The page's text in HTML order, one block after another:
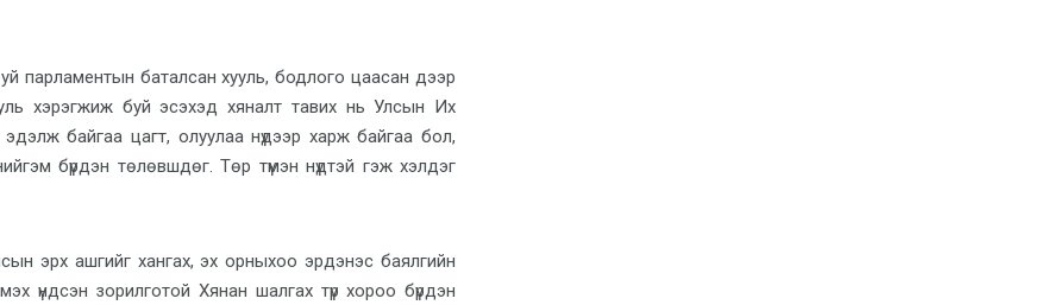
парламентын баталсан хууль, бодлого цаасан дээр
хэрэгжиж буй эсэхэд хяналт тавих нь Улсын Их
байгаа цагт, олуулаа нүдээр харж байгаа бол,
бүрдэн төлөвшдөг. Төр түмэн нүдтэй гэж хэлдэг
эрх ашгийг хангах, эх орныхоо эрдэнэс баялгийн
үндсэн зорилготой Хянан шалгах түр хороо бүрдэн